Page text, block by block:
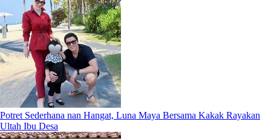
Potret Sederhana nan Hangat, Luna Maya Bersama Kakak Rayakan
Ultah Ibu Desa